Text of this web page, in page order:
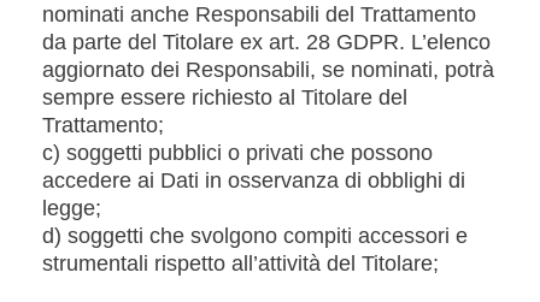
nominati anche Responsabili del Trattamento
da parte del Titolare ex art. 28 GDPR. L’elenco
aggiornato dei Responsabili, se nominati, potrà
sempre essere richiesto al Titolare del
Trattamento;
c) soggetti pubblici o privati che possono
accedere ai Dati in osservanza di obblighi di
legge;
d) soggetti che svolgono compiti accessori e
strumentali rispetto all’attività del Titolare;